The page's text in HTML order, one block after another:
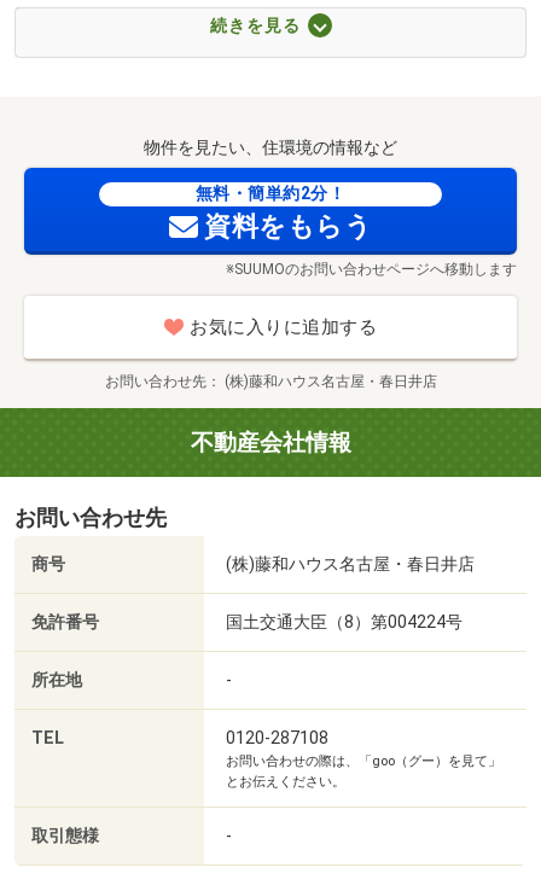
■【スーパー】ナフコ不二屋下津店（約900m・徒歩12分）
■【ドラッグストア】ツルハドラッグ春日井下津店（約
をお探しのお客様は、藤和ハウス名古屋・春日井店にお任
せ下さい。未公開情報なども多数ご用意しており、お客様
■藤和ハウス名古屋・春日井店へは、ぜひお子さま連れ
で！
キッズスペースでは当店スタッフがお相手をするなど細か
く目配り。店舗にはおむつ交換台、お子さま用の椅子、チ
ャイルドシートなども用意しております。安心、快適な環
に集中して頂けます。
■お車でのご来店もお気軽にどうぞ！
■住まいに関すること、何でもお気軽にご相談ください！
「自分たちの収入から借りられる限度額っていくらな
の・・？」
の？」 ・・・など
【藤和ハウス 名古屋・春日井店】
フリーダイヤル 0120-287-108
お客様からのお問合せ・ご来店を
申し上げております。
続きを見る
物件を見たい、住環境の情報など
無料・簡単約2分！
資料をもらう
※SUUMOのお問い合わせページへ移動します
お気に入りに追加する
お問い合わせ先 (株)藤和ハウス名古屋・春日井店
不動産会社情報
お問い合わせ先
商号 (株)藤和ハウス名古屋・春日井店
免許番号 国土交通大臣（8）第004224号
所在地 -
TEL 0120-287108
お問い合わせの際は、「goo（グー）を見て」
とお伝えください。
取引態様 -